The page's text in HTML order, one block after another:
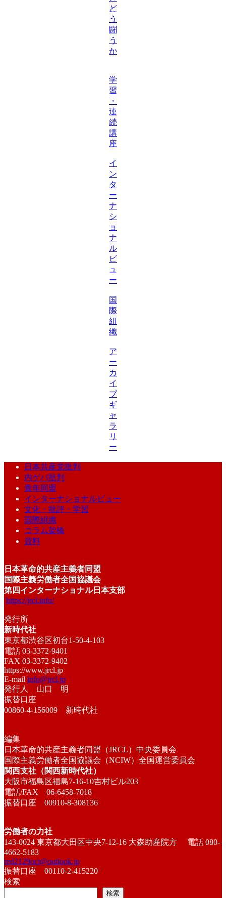
ど
う
闘
う
か
学
習
・
連
続
講
座
イ
ン
タ
ー
ナ
シ
ョ
ナ
ル
ビ
ュ
ー
国
際
組
織
ア
ー
カ
イ
ブ
ギ
ャ
ラ
リ
ー
日本共産党批判
内ゲバ批判
青年同盟
インターナショナルビュー
文化・批評・学習
国際組織
コラム架橋
資料
日本革命的共産主義者同盟
国際主義労働者全国協議会
第四インターナショナル日本支部
https://jrcl.info/
発行所
新時代社
東京都渋谷区初台1-50-4-103
電話 03-3372-9401
FAX 03-3372-9402
https://www.jrcl.jp
E-mail info@jrcl.jp
発行人 山口 明
振替口座
00860-4-156009 新時代社
編集
日本革命的共産主義者同盟（JRCL）中央委員会
国際主義労働者全国協議会（NCIW）全国運営委員会
関西支社（関西新時代社）
大阪市福島区福島7-16-10吉村ビル203
電話/FAX 06-6458-7018
振替口座 00910-8-308136
労働者の力社
143-0024 東京都大田区中央7-12-16 大森助産院方 電話 080-
4662-5183
red2129oct@outlook.jp
振替口座 00110-2-415220
検索
検索